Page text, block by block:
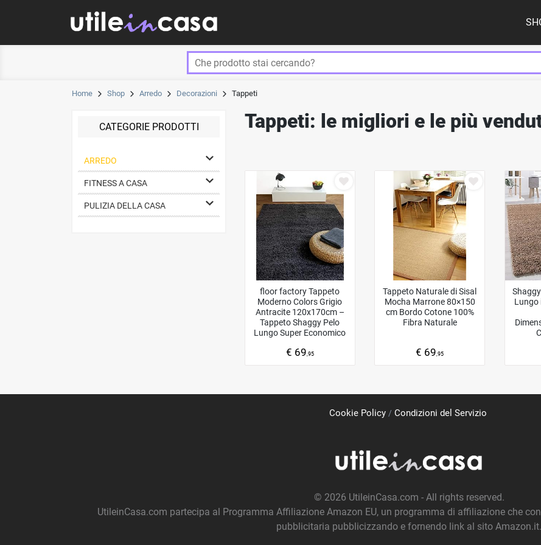
Home Shop Arredo Decorazioni Tappeti
CATEGORIE PRODOTTI
ARREDO
FITNESS A CASA
PULIZIA DELLA CASA
Tappeti: le migliori e le più
floor factory Tappeto
Moderno Colors Grigio
Antracite 120x170cm –
Tappeto Shaggy Pelo
Lungo Super Economico
€ 69 ,95
Tappeto Naturale di Sisal
Mocha Marrone 80×150
cm Bordo Cotone 100%
Fibra Naturale
€ 69 ,95
Lungo
Cookie Policy Condizioni del Servizio
© 2026 UtileinCasa.com - All rights reserved.
UtileinCasa.com partecipa al Programma Affiliazione Amazon EU, un programma di affiliazione che
pubblicitaria pubblicizzando e fornendo link al sito Amazon.it.